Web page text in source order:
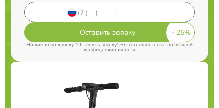
Оставить заявку
Нажимая на кнопку "Оставить заявку" Вы соглашаетесь cполитикой
конфиденциальности